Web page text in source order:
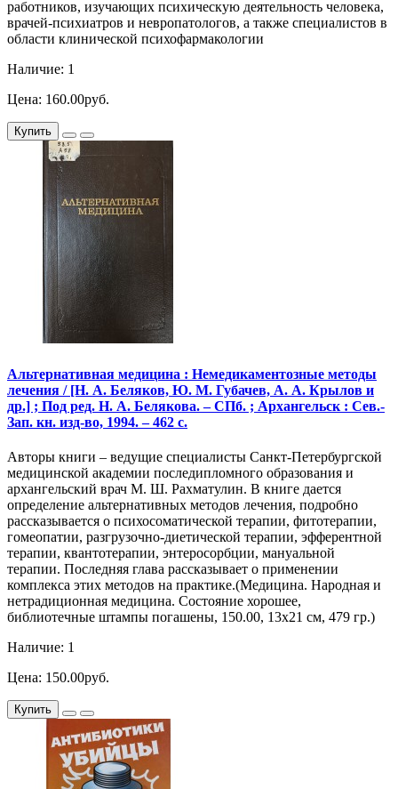
работников, изучающих психическую деятельность человека,
врачей-психиатров и невропатологов, а также специалистов в
области клинической психофармакологии
Наличие: 1
Цена: 160.00руб.
Купить
Альтернативная медицина : Немедикаментозные методы
лечения / [Н. А. Беляков, Ю. М. Губачев, А. А. Крылов и
др.] ; Под ред. Н. А. Белякова. – СПб. ; Архангельск : Сев.-
Зап. кн. изд-во, 1994. – 462 с.
Авторы книги – ведущие специалисты Санкт-Петербургской
медицинской академии последипломного образования и
архангельский врач М. Ш. Рахматулин. В книге дается
определение альтернативных методов лечения, подробно
рассказывается о психосоматической терапии, фитотерапии,
гомеопатии, разгрузочно-диетической терапии, эфферентной
терапии, квантотерапии, энтеросорбции, мануальной
терапии. Последняя глава рассказывает о применении
комплекса этих методов на практике.(Медицина. Народная и
нетрадиционная медицина. Состояние хорошее,
библиотечные штампы погашены, 150.00, 13х21 см, 479 гр.)
Наличие: 1
Цена: 150.00руб.
Купить